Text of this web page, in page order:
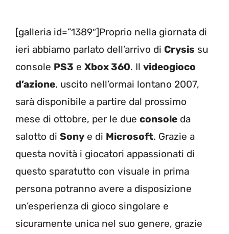
[galleria id=”1389″]Proprio nella giornata di
ieri abbiamo parlato dell’arrivo di Crysis su
console PS3 e Xbox 360. Il videogioco
d’azione, uscito nell’ormai lontano 2007,
sarà disponibile a partire dal prossimo
mese di ottobre, per le due console da
salotto di Sony e di Microsoft. Grazie a
questa novità i giocatori appassionati di
questo sparatutto con visuale in prima
persona potranno avere a disposizione
un’esperienza di gioco singolare e
sicuramente unica nel suo genere, grazie